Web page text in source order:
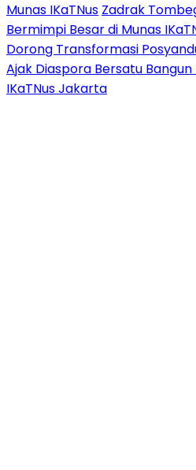
Munas IKaTNus Zadrak
Bermimpi Besar di Munas
Dorong Transformasi
Ajak Diaspora Bersatu
IKaTNus Jakarta